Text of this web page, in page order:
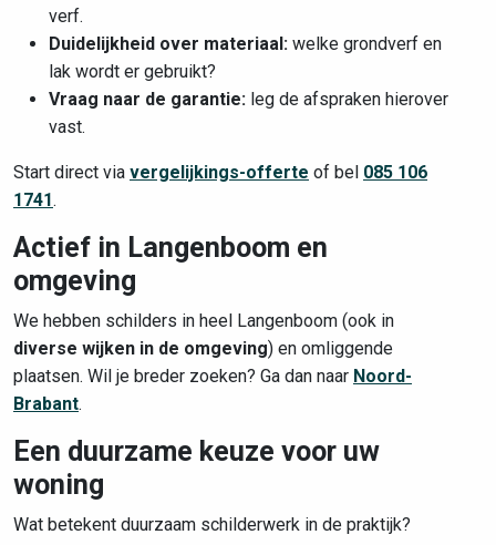
verf.
Duidelijkheid over materiaal: welke grondverf en
lak wordt er gebruikt?
Vraag naar de garantie: leg de afspraken hierover
vast.
Start direct via vergelijkings-offerte of bel 085 106
1741.
Actief in Langenboom en
omgeving
We hebben schilders in heel Langenboom (ook in
diverse wijken in de omgeving) en omliggende
plaatsen. Wil je breder zoeken? Ga dan naar Noord-
Brabant.
Een duurzame keuze voor uw
woning
Wat betekent duurzaam schilderwerk in de praktijk?